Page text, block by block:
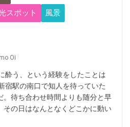
スポット
風景
Oi
酔う、という経験をしたことは
宿駅の南口で知人を待っていた
。待ち合わせ時間よりも随分と早
その日はなんとなくどこかに動い